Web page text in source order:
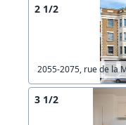
2 1/2
2055-2075, rue de la
3 1/2